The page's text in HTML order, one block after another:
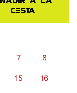
cesta
7 8
15 16